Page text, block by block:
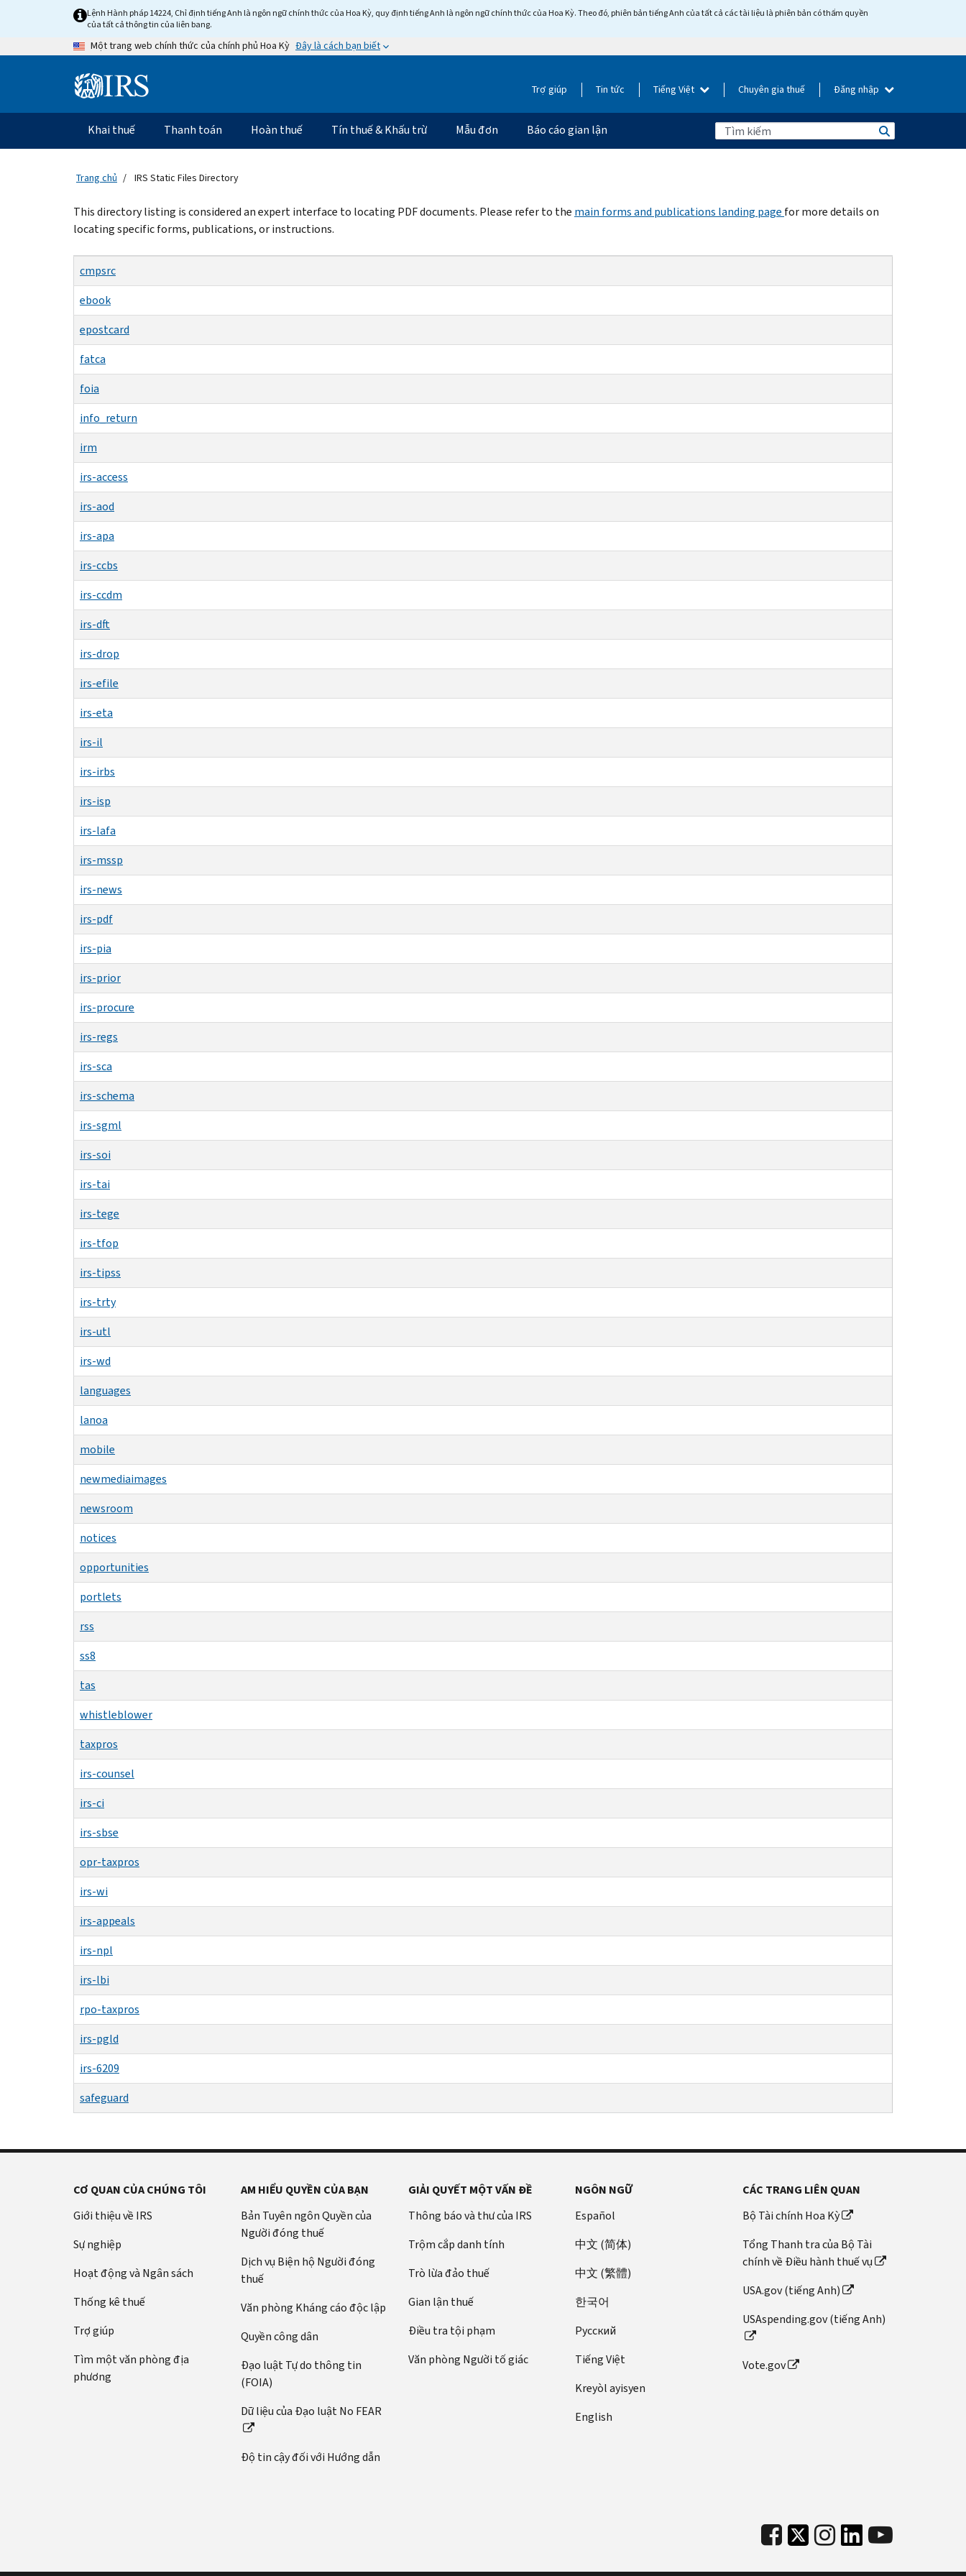
content
Lệnh Hành pháp 14224, Chỉ định tiếng Anh là ngôn ngữ chính thức của Hoa Kỳ, quy định tiếng Anh là ngôn ngữ chính thức của Hoa Kỳ. Theo đó, phiên bản tiếng Anh của tất cả các tài liệu là phiên bản có thẩm quyền
của tất cả thông tin của liên bang.
Một trang web chính thức của chính phủ Hoa Kỳ Đây là cách bạn biết
Information Trợ giúp Tin tức Tiếng Việt Chuyên gia thuế Đăng nhập
Điều
hướng
chính
Khai thuế Thanh toán Hoàn thuế Tín thuế & Khấu trừ Mẫu đơn Báo cáo gian lận
Trang chủ IRS Static Files Directory
Beginning
of
This directory listing is considered an expert interface to locating PDF documents. Please refer to the main forms and publications landing page for more details on
locating specific forms, publications, or instructions.
cmpsrc
ebook
epostcard
fatca
foia
info_return
irm
irs-access
irs-aod
irs-apa
irs-ccbs
irs-ccdm
irs-dft
irs-drop
irs-efile
irs-eta
irs-il
irs-irbs
irs-isp
irs-lafa
irs-mssp
irs-news
irs-pdf
irs-pia
irs-prior
irs-procure
irs-regs
irs-sca
irs-schema
irs-sgml
irs-soi
irs-tai
irs-tege
irs-tfop
irs-tipss
irs-trty
irs-utl
irs-wd
languages
lanoa
mobile
newmediaimages
newsroom
notices
opportunities
portlets
rss
ss8
tas
whistleblower
taxpros
irs-counsel
irs-ci
irs-sbse
opr-taxpros
irs-wi
irs-appeals
irs-npl
irs-lbi
rpo-taxpros
irs-pgld
irs-6209
safeguard
CƠ QUAN CỦA CHÚNG TÔI
Giới thiệu về IRS
Sự nghiệp
Hoạt động và Ngân sách
Thống kê thuế
Trợ giúp
Tìm một văn phòng địa
phương
AM HIỂU QUYỀN CỦA BẠN
Bản Tuyên ngôn Quyền của
Người đóng thuế
Dịch vụ Biện hộ Người đóng
thuế
Văn phòng Kháng cáo độc lập
Quyền công dân
Đạo luật Tự do thông tin
(FOIA)
Dữ liệu của Đạo luật No FEAR
Độ tin cậy đối với Hướng dẫn
GIẢI QUYẾT MỘT VẤN ĐỀ
Thông báo và thư của IRS
Trộm cắp danh tính
Trò lừa đảo thuế
Gian lận thuế
Điều tra tội phạm
Văn phòng Người tố giác
NGÔN NGỮ
Español
中文 (简体)
中文 (繁體)
한국어
Pусский
Tiếng Việt
Kreyòl ayisyen
English
CÁC TRANG LIÊN QUAN
Bộ Tài chính Hoa Kỳ
Tổng Thanh tra của Bộ Tài
chính về Điều hành thuế vụ
USA.gov (tiếng Anh)
USAspending.gov (tiếng Anh)
Vote.gov